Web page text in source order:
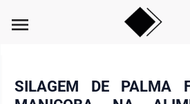
menu
SILAGEM DE PALMA